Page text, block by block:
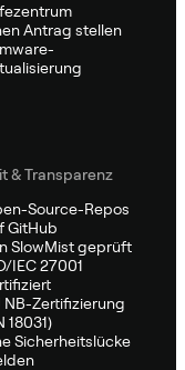
Antrag stellen
& Transparenz
Source-Repos
GitHub
SlowMist geprüft
IEC 27001
NB-Zertifizierung
18031)
Sicherheitslücke